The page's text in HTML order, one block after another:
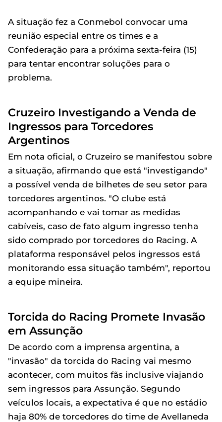
A situação fez a Conmebol convocar uma
reunião especial entre os times e a
Confederação para a próxima sexta-feira (15)
para tentar encontrar soluções para o
problema.
Cruzeiro Investigando a Venda de
Ingressos para Torcedores
Argentinos
Em nota oficial, o Cruzeiro se manifestou sobre
a situação, afirmando que está "investigando"
a possível venda de bilhetes de seu setor para
torcedores argentinos. "O clube está
acompanhando e vai tomar as medidas
cabíveis, caso de fato algum ingresso tenha
sido comprado por torcedores do Racing. A
plataforma responsável pelos ingressos está
monitorando essa situação também", reportou
a equipe mineira.
Torcida do Racing Promete Invasão
em Assunção
De acordo com a imprensa argentina, a
"invasão" da torcida do Racing vai mesmo
acontecer, com muitos fãs inclusive viajando
sem ingressos para Assunção. Segundo
veículos locais, a expectativa é que no estádio
haja 80% de torcedores do time de Avellaneda